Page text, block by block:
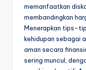
memanfaatkan
membandingkan
Menerapkan tips-
kehidupan sebagai
aman secara
sering muncul,